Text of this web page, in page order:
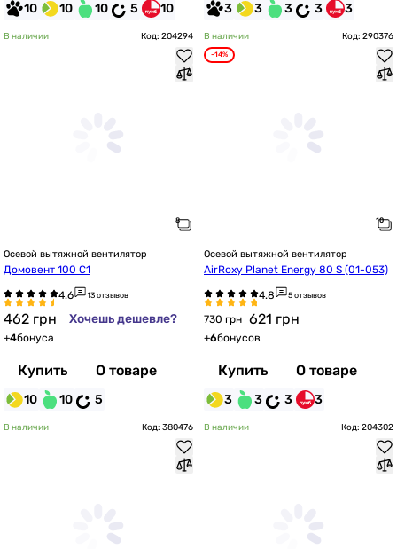
10 10 10 5 10 3 3 3 3 3
В наличии Код: 204294
Осевой вытяжной вентилятор
Домовент 100 С1
13 отзывов
462 грн Хочешь дешевле?
+4бонуса
Купить О товаре
10 10 5
В наличии Код: 290376
-14%
Осевой вытяжной вентилятор
AirRoxy Planet Energy 80 S (01-053)
5 отзывов
730 грн 621 грн
+6бонусов
Купить О товаре
3 3 3 3
В наличии Код: 380476 В наличии Код: 204302